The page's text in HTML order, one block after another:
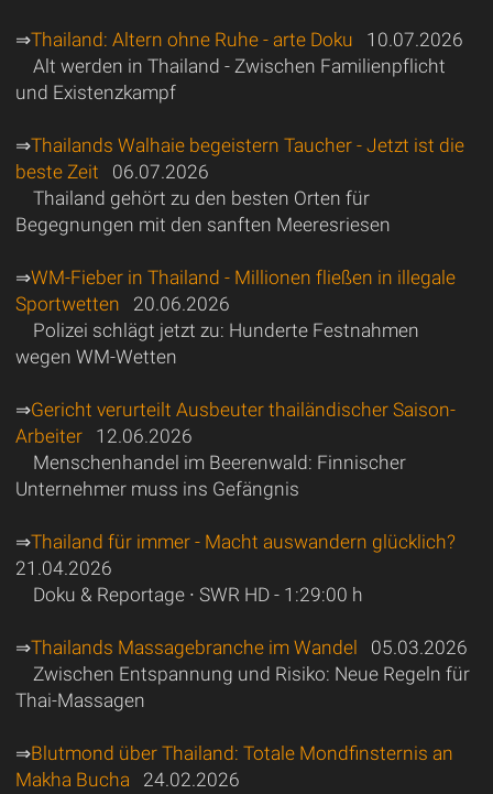
⇒Thailand: Altern ohne Ruhe - arte Doku 10.07.2026
Alt werden in Thailand - Zwischen Familienpflicht
und Existenzkampf
⇒Thailands Walhaie begeistern Taucher - Jetzt ist die
beste Zeit 06.07.2026
Thailand gehört zu den besten Orten für
Begegnungen mit den sanften Meeresriesen
⇒WM-Fieber in Thailand - Millionen fließen in illegale
Sportwetten 20.06.2026
Polizei schlägt jetzt zu: Hunderte Festnahmen
wegen WM-Wetten
⇒Gericht verurteilt Ausbeuter thailändischer Saison-
Arbeiter12.06.2026
Menschenhandel im Beerenwald: Finnischer
Unternehmer muss ins Gefängnis
⇒Thailand für immer - Macht auswandern glücklich?
21.04.2026
Doku & Reportage ∙ SWR HD - 1:29:00 h
⇒Thailands Massagebranche im Wandel
05.03.2026
Zwischen Entspannung und Risiko: Neue Regeln für
Thai-Massagen
⇒Blutmond über Thailand: Totale Mondfinsternis an
Makha Bucha 24.02.2026